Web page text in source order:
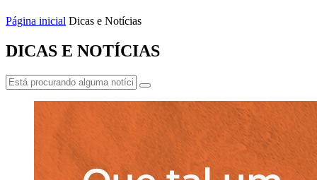
Página inicial Dicas e Notícias
DICAS E NOTÍCIAS